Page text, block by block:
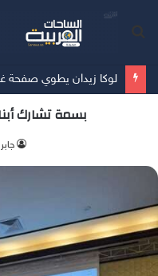
لوكا زيدان يطوي صفحة
بسمة تشارك